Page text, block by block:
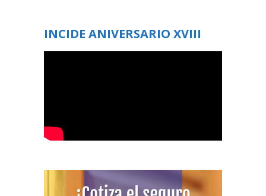
INCIDE ANIVERSARIO XVIII